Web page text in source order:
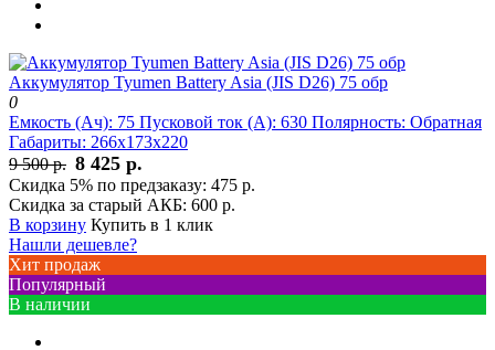
Аккумулятор Tyumen Battery Asia (JIS D26) 75 обр
0
Емкость (Ач): 75 Пусковой ток (А): 630 Полярность: Обратная
Габариты: 266x173x220
9 500 р. 8 425 р.
Скидка 5% по предзаказу: 475 р.
Скидка за старый АКБ: 600 р.
В корзину Купить в 1 клик
Нашли дешевле?
Хит продаж
Популярный
В наличии